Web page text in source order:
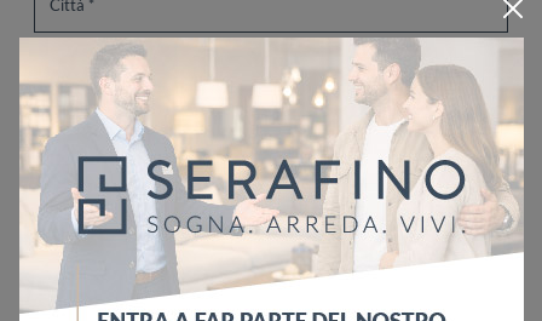
Ho letto l'informativa sulla Privacy Policy